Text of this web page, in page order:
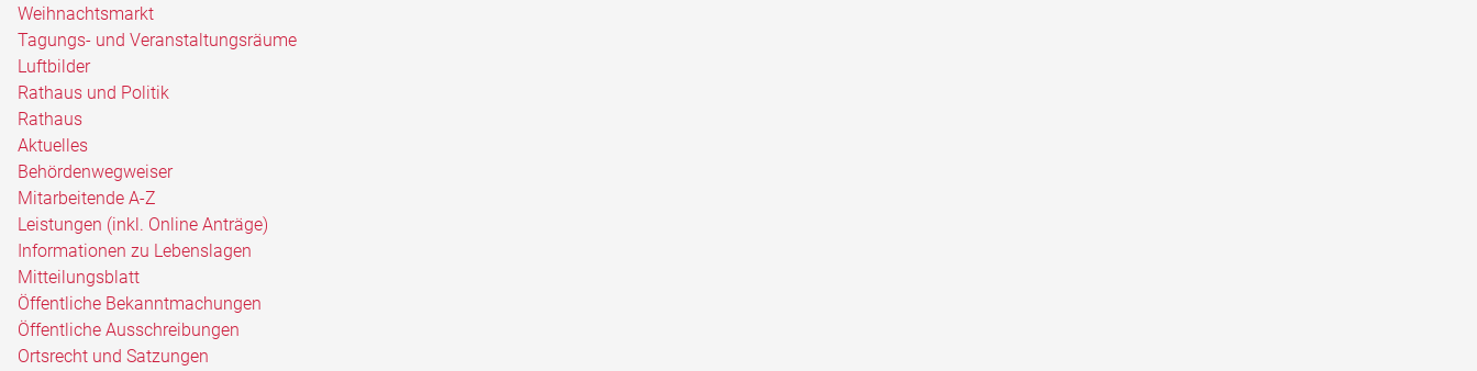
Weihnachtsmarkt
Tagungs- und Veranstaltungsräume
Luftbilder
Rathaus und Politik
Rathaus
Aktuelles
Behördenwegweiser
Mitarbeitende A-Z
Leistungen (inkl. Online Anträge)
Informationen zu Lebenslagen
Mitteilungsblatt
Öffentliche Bekanntmachungen
Öffentliche Ausschreibungen
Ortsrecht und Satzungen